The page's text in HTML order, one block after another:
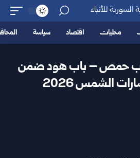
محليات اقتصاد سياسة
حمص – باب هود ضمن
الشمس 2026